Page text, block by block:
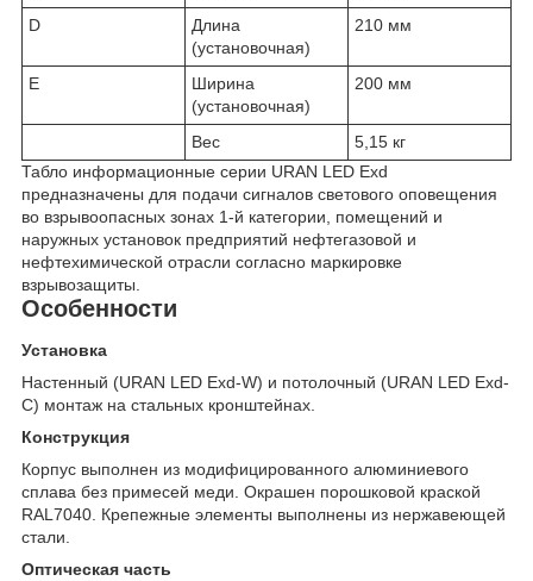
D
Длина
(установочная)
210 мм
E
Ширина
(установочная)
200 мм
Вес
5,15 кг
Табло информационные серии URAN LED Exd
предназначены для подачи сигналов светового оповещения
во взрывоопасных зонах 1-й категории, помещений и
наружных установок предприятий нефтегазовой и
нефтехимической отрасли согласно маркировке
взрывозащиты.
Особенности
Установка
Настенный (URAN LED Exd-W) и потолочный (URAN LED Exd-
C) монтаж на стальных кронштейнах.
Конструкция
Корпус выполнен из модифицированного алюминиевого
сплава без примесей меди. Окрашен порошковой краской
RAL7040. Крепежные элементы выполнены из нержавеющей
стали.
Оптическая часть